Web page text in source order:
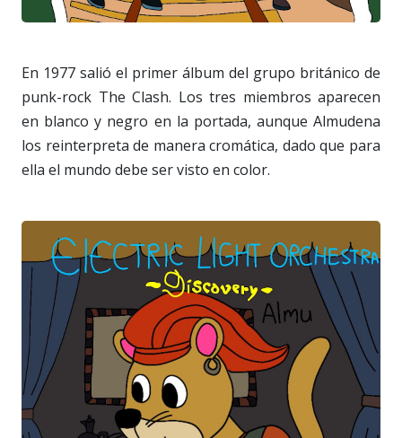
En 1977 salió el primer álbum del grupo británico de
punk-rock The Clash. Los tres miembros aparecen
en blanco y negro en la portada, aunque Almudena
los reinterpreta de manera cromática, dado que para
ella el mundo debe ser visto en color.